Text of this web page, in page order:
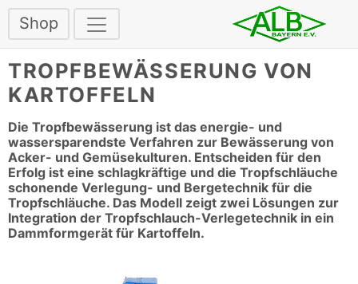
Shop
TROPFBEWÄSSERUNG VON
KARTOFFELN
Die Tropfbewässerung ist das energie- und
wassersparendste Verfahren zur Bewässerung von
Acker- und Gemüsekulturen. Entscheiden für den
Erfolg ist eine schlagkräftige und die Tropfschläuche
schonende Verlegung- und Bergetechnik für die
Tropfschläuche. Das Modell zeigt zwei Lösungen zur
Integration der Tropfschlauch-Verlegetechnik in ein
Dammformgerät für Kartoffeln.